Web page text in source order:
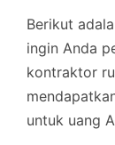
Berikut
ingin Anda
kontraktor
untuk uang